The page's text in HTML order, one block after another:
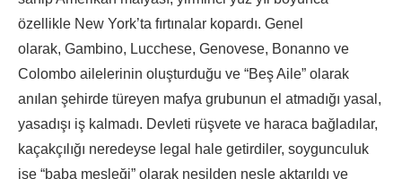
özellikle New York’ta fırtınalar kopardı. Genel
olarak, Gambino, Lucchese, Genovese, Bonanno ve
Colombo ailelerinin oluşturduğu ve “Beş Aile” olarak
anılan şehirde türeyen mafya grubunun el atmadığı yasal,
yasadışı iş kalmadı. Devleti rüşvete ve haraca bağladılar,
kaçakçılığı neredeyse legal hale getirdiler, soygunculuk
ise “baba mesleği” olarak nesilden nesle aktarıldı ve